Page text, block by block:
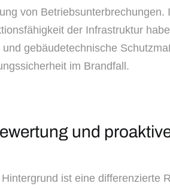
von
der Infrastruktur
und gebäudetechnische
im Brandfall.
und
ist eine differenzierte